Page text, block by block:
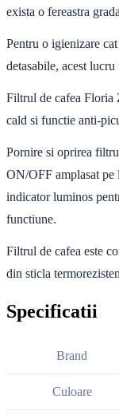
exista o fereastra
Pentru o igienizare
detasabile, acest
Filtrul de cafea Floria
cald si functie anti-
Pornire si oprirea
ON/OFF amplasat pe
indicator luminos
functiune.
Filtrul de cafea este
din sticla
Specificatii
Brand
Culoare